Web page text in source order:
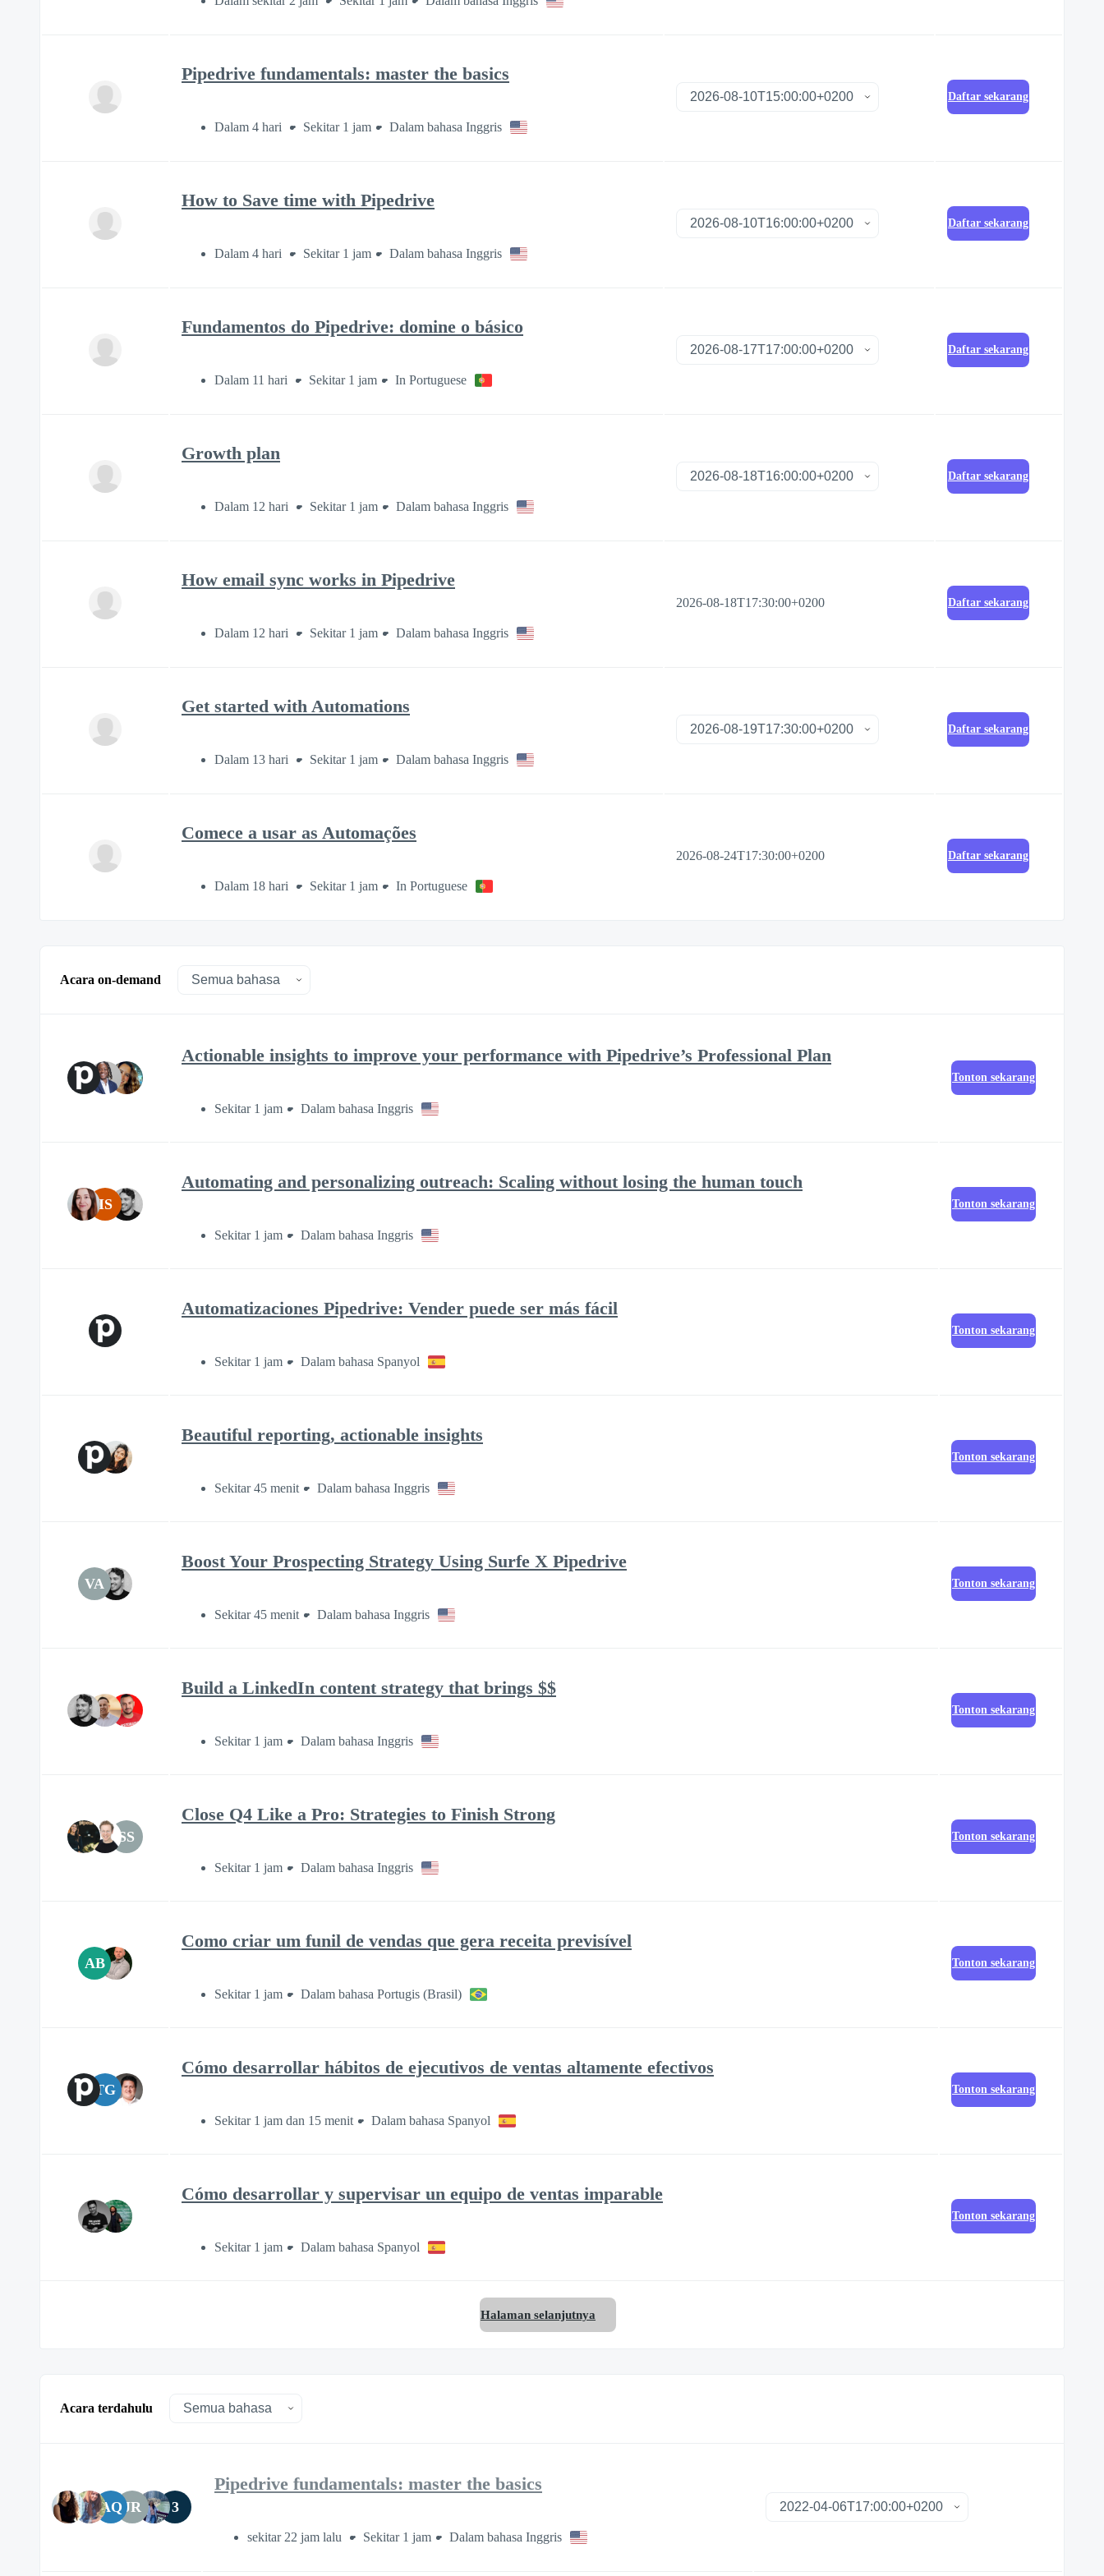
Pipedrive fundamentals: master the basics
Dalam 4 hari Sekitar 1 jam Dalam bahasa Inggris
Daftar sekarang
How to Save time with Pipedrive
Dalam 4 hari Sekitar 1 jam Dalam bahasa Inggris
Daftar sekarang
Fundamentos do Pipedrive: domine o básico
Dalam 11 hari Sekitar 1 jam In Portuguese
Daftar sekarang
Growth plan
Dalam 12 hari Sekitar 1 jam Dalam bahasa Inggris
Daftar sekarang
How email sync works in Pipedrive
Dalam 12 hari Sekitar 1 jam Dalam bahasa Inggris
2026-08-18T17:30:00+0200 Daftar sekarang
Get started with Automations
Dalam 13 hari Sekitar 1 jam Dalam bahasa Inggris
Daftar sekarang
Comece a usar as Automações
Dalam 18 hari Sekitar 1 jam In Portuguese
2026-08-24T17:30:00+0200 Daftar sekarang
Acara on-demand
Actionable insights to improve your performance with Pipedrive’s Professional Plan
Sekitar 1 jam Dalam bahasa Inggris
Tonton sekarang
IS
Automating and personalizing outreach: Scaling without losing the human touch
Sekitar 1 jam Dalam bahasa Inggris
Tonton sekarang
Automatizaciones Pipedrive: Vender puede ser más fácil
Sekitar 1 jam Dalam bahasa Spanyol
Tonton sekarang
Beautiful reporting, actionable insights
Sekitar 45 menit Dalam bahasa Inggris
Tonton sekarang
VA
Boost Your Prospecting Strategy Using Surfe X Pipedrive
Sekitar 45 menit Dalam bahasa Inggris
Tonton sekarang
Build a LinkedIn content strategy that brings $$
Sekitar 1 jam Dalam bahasa Inggris
Tonton sekarang
SS
Close Q4 Like a Pro: Strategies to Finish Strong
Sekitar 1 jam Dalam bahasa Inggris
Tonton sekarang
AB
Como criar um funil de vendas que gera receita previsível
Sekitar 1 jam Dalam bahasa Portugis (Brasil)
Tonton sekarang
TG
Cómo desarrollar hábitos de ejecutivos de ventas altamente efectivos
Sekitar 1 jam dan 15 menit Dalam bahasa Spanyol
Tonton sekarang
Cómo desarrollar y supervisar un equipo de ventas imparable
Sekitar 1 jam Dalam bahasa Spanyol
Tonton sekarang
Halaman selanjutnya
Acara terdahulu
AQ JR 3
Pipedrive fundamentals: master the basics
sekitar 22 jam lalu Sekitar 1 jam Dalam bahasa Inggris